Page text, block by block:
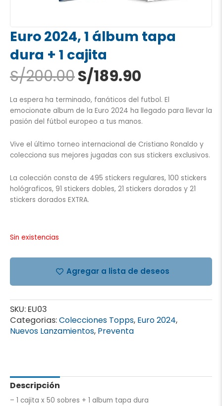
Euro 2024, 1 álbum tapa
dura + 1 cajita
S/200.00El
precio
original
era:
S/200.00.
S/189.90
actual
es:
S/189.90.
La espera ha terminado, fanáticos del futbol. El
emocionate album de la Euro 2024 ha llegado para llevar la
pasión del fútbol europeo a tus manos.
Vive el último torneo internacional de Cristiano Ronaldo y
colecciona sus mejores jugadas con sus stickers exclusivos.
La colección consta de 495 stickers regulares, 100 stickers
hológraficos, 91 stickers dobles, 21 stickers dorados y 21
stickers dorados EXTRA.
Sin existencias
Agregar a lista de deseos
SKU: EU03
Categorias:Colecciones Topps, Euro 2024,
Nuevos Lanzamientos, Preventa
Descripción
– 1 cajita x 50 sobres + 1 album tapa dura